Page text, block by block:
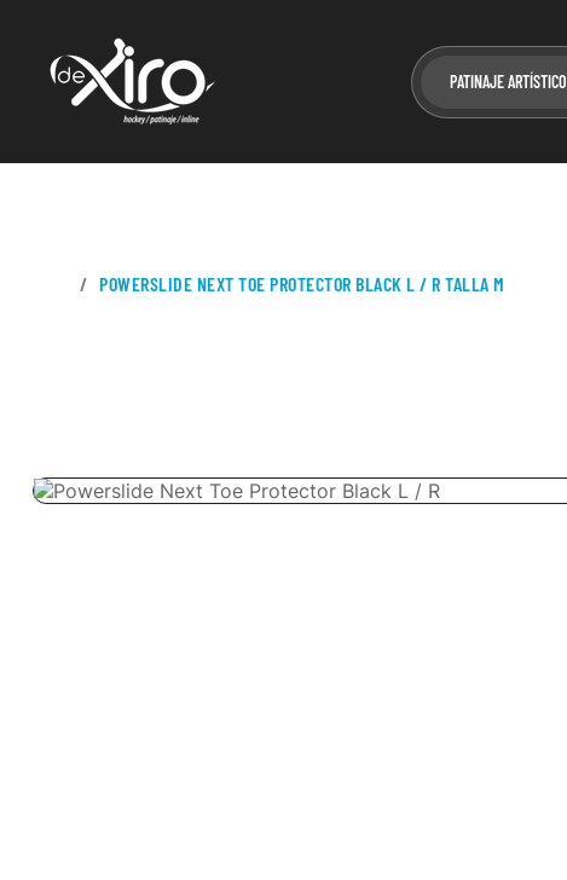
PATINAJE ARTÍSTICO
POWERSLIDE NEXT TOE PROTECTOR BLACK L / R TALLA M